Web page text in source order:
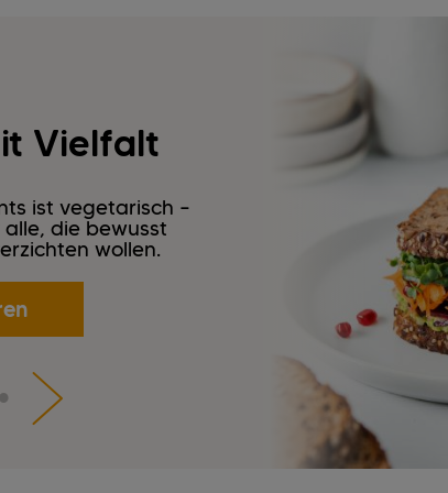
Vielfalt
ist vegetarisch –
die bewusst
wollen.